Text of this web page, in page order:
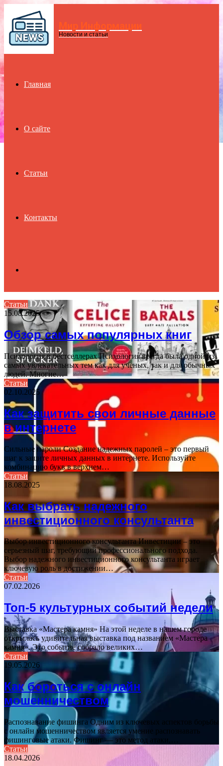
Menu Мир Информации
Новости и статьи
Главная
О сайте
Статьи
Контакты
for
Статьи
15.08.2025
Обзор самых популярных книг
Психология в бестселлерах Психология всегда была одной из
самых увлекательных тем как для ученых, так и для обычных
людей. Многие…
Статьи
02.10.2025
Как защитить свои личные данные
в интернете
Сильные пароли Создание надежных паролей – это первый
шаг к защите личных данных в интернете. Используйте
комбинацию букв в верхнем…
Статьи
18.08.2025
Как выбрать надежного
инвестиционного консультанта
Выбор инвестиционного консультанта Инвестиции – это
серьезный шаг, требующий профессионального подхода.
Выбор надежного инвестиционного консультанта играет
ключевую роль в достижении…
Статьи
07.02.2026
Топ-5 культурных событий недели
Выставка «Мастера камня» На этой неделе в нашем городе
открылась удивительная выставка под названием «Мастера
камня». Это событие собрало великих…
Статьи
19.05.2026
Как бороться с онлайн
мошенничеством
Распознавание фишинга Одним из ключевых аспектов борьбы
с онлайн мошенничеством является умение распознавать
фишинговые атаки. Фишинг — это метод атаки,…
Статьи
18.04.2026